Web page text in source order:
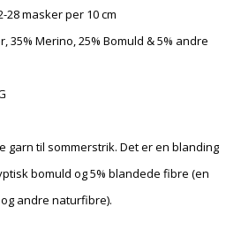
28 masker per 10 cm
35% Merino, 25% Bomuld & 5% andre
garn til sommerstrik. Det er en blanding
bomuld og 5% blandede fibre (en
andre naturfibre).